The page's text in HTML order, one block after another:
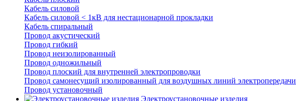
Кабель силовой
Кабель силовой < 1кВ для нестационарной прокладки
Кабель спиральный
Провод акустический
Провод гибкий
Провод неизолированный
Провод одножильный
Провод плоский для внутренней электропроводки
Провод самонесущий изолированный для воздушных линий электропередачи
Провод установочный
Электроустановочные изделия